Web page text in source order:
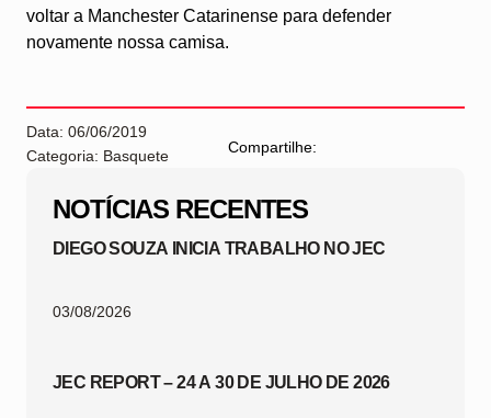
NOTÍCIAS RECENTES
DIEGO SOUZA INICIA TRABALHO NO JEC
03/08/2026
JEC REPORT – 24 A 30 DE JULHO DE 2026
voltar a Manchester Catarinense para defender
novamente nossa camisa.
Data: 06/06/2019
Categoria: Basquete
Compartilhe: